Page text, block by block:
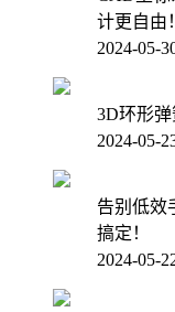
计更自由！
2024-05-
3D环形弹
2024-05-
告别低效
搞定！
2024-05-